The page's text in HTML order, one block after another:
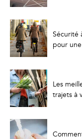
Sécurité
pour
Les
trajets à